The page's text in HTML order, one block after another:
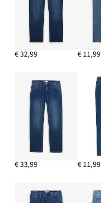
€ 32,99 € 11,99
€ 33,99 € 11,99